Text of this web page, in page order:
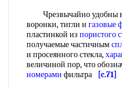
Чрезвычайно удобны
воронки, тигли и газовые
пластинкой из пористого
получаемые частичным
и просеянного стекла,
величиной пор, что
номерами фильтра
[c.71]